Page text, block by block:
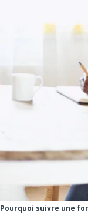
Pourquoi suivre une